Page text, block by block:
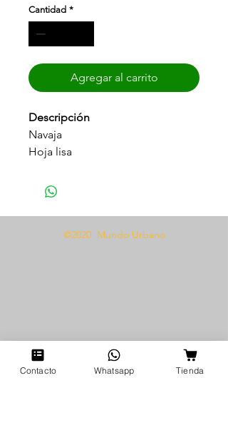
Cantidad *
Agregar al carrito
Descripción
Navaja
Hoja lisa
©2020 Mundo Urbano
Contacto Whatsapp Tienda